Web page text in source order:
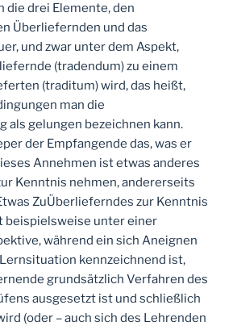
die drei Elemente, den
Überliefernden und das
und zwar unter dem Aspekt,
(tradendum) zu einem
(traditum) wird, das heißt,
man die
als gelungen bezeichnen kann.
der Empfangende das, was er
Annehmen ist etwas anderes
Kenntnis nehmen, andererseits
ZuÜberlieferndes zur Kenntnis
beispielsweise unter einer
während ein sich Aneignen
kennzeichnend ist,
grundsätzlich Verfahren des
ausgesetzt ist und schließlich
(oder – auch sich des Lehrenden